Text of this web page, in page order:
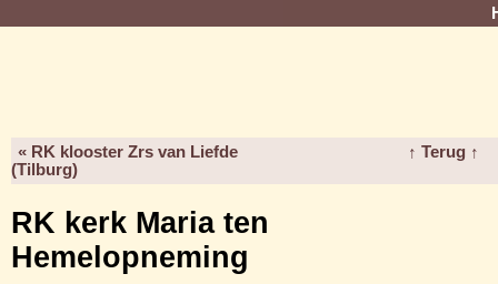
« RK klooster Zrs van Liefde
(Tilburg)
↑ Terug ↑
RK kerk Maria ten
Hemelopneming